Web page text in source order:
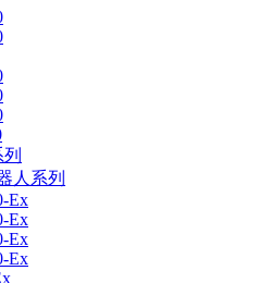
人系列
Ex
Ex
Ex
Ex